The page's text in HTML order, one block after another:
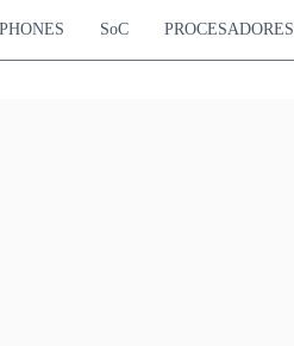
SoC PROCESADORES